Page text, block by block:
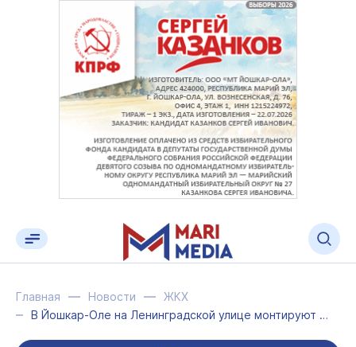
Главная Новости
ЖКХ
В Йошкар-Оле на Ленинградской улице монтируют новую линию уличного освещения